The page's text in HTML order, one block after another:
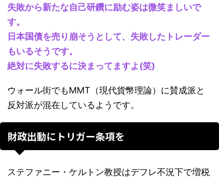
失敗から新たな自己研鑽に励む姿は微笑ましいで
す。
日本国債を売り崩そうとして、失敗したトレーダー
もいるそうです。
絶対に失敗するに決まってますよ(笑)
ウォール街でもMMT（現代貨幣理論）に賛成派と
反対派が混在しているようです。
財政出動にトリガー条項を
ステファニー・ケルトン教授はデフレ不況下で増税